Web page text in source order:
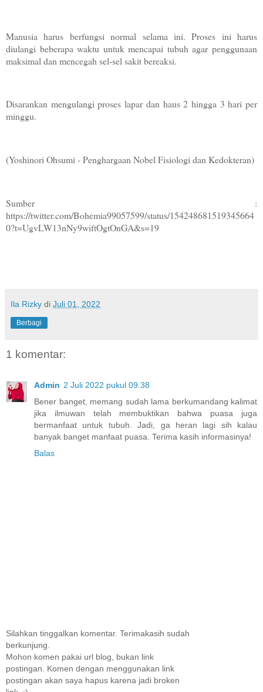
Manusia harus berfungsi normal selama ini. Proses ini harus
diulangi beberapa waktu untuk mencapai tubuh agar penggunaan
maksimal dan mencegah sel-sel sakit bereaksi.
Disarankan mengulangi proses lapar dan haus 2 hingga 3 hari per
minggu.
(Yoshinori Ohsumi - Penghargaan Nobel Fisiologi dan Kedokteran)
Sumber :
https://twitter.com/Bohemia99057599/status/154248681519345664
0?t=UgvLW13nNy9wiftOgtOnGA&s=19
Ila Rizky di Juli 01, 2022
Berbagi
1 komentar:
Admin 2 Juli 2022 pukul 09.38
Bener banget, memang sudah lama berkumandang kalimat
jika ilmuwan telah membuktikan bahwa puasa juga
bermanfaat untuk tubuh. Jadi, ga heran lagi sih kalau
banyak banget manfaat puasa. Terima kasih informasinya!
Balas
Silahkan tinggalkan komentar. Terimakasih sudah
berkunjung.
Mohon komen pakai url blog, bukan link
postingan. Komen dengan menggunakan link
postingan akan saya hapus karena jadi broken